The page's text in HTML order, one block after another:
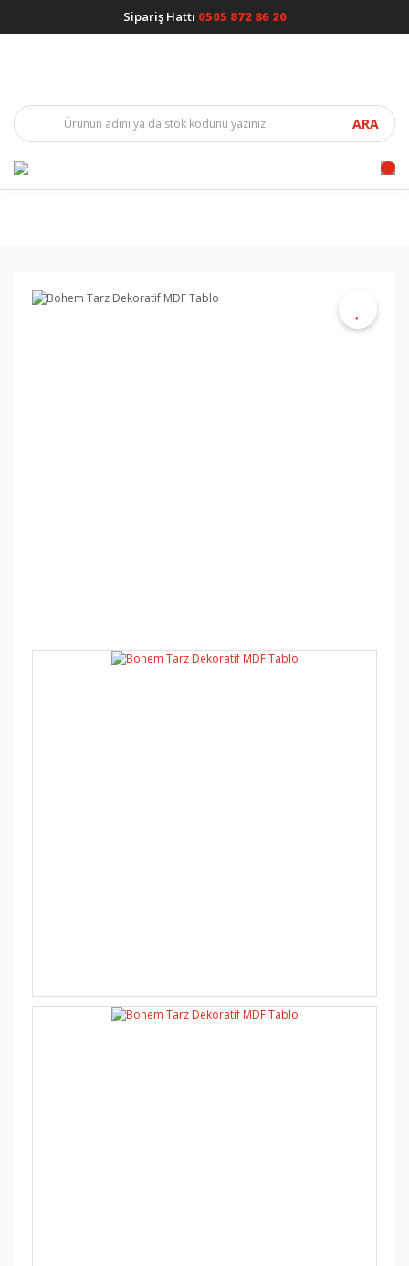
Sipariş Hattı 0505 872 86 20
ARA